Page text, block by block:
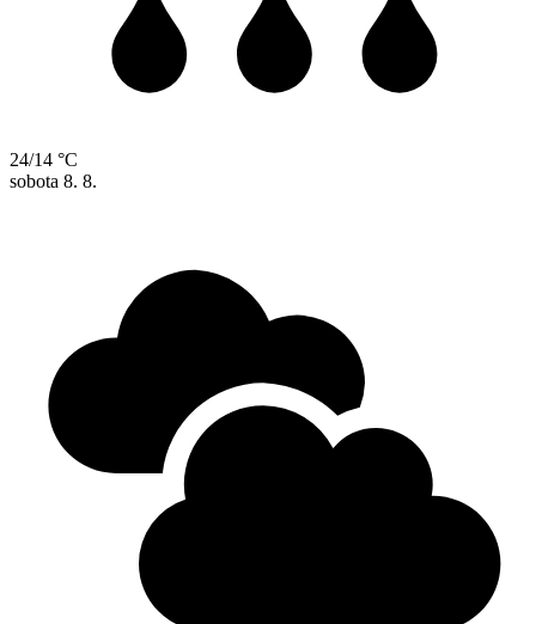
24/14 °C
sobota 8. 8.